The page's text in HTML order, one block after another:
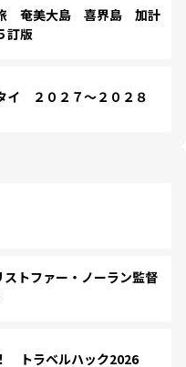
奄美大島 喜界島 加計
訂版
２０２７～２０２８
トファー・ノーラン監督
トラベルハック2026